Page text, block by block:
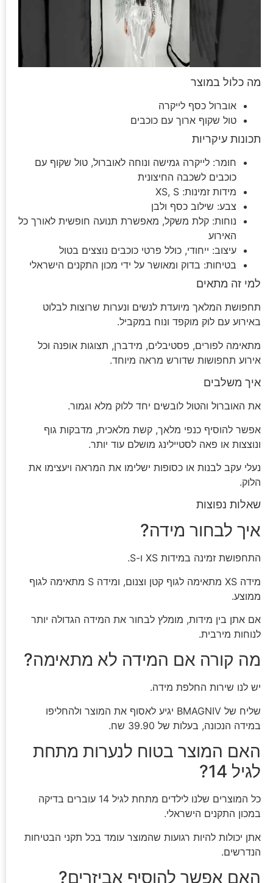
מה כלול במוצר
אוברול כסף לייקרה
טול שקוף ארוך עם כוכבים
תכונות עיקריות
חומר: לייקרה גמישה ונוחה לאוברול, טול שקוף עם
כוכבים לשכבה החיצונית
מידות זמינות: XS, S
צבע: שילוב כסף ולבן
נוחות: קלת משקל, מאפשרת תנועה חופשית לאורך כל
האירוע
עיצוב: ייחודי, כולל פרטי כוכבים נוצצים בטול
בטיחות: בדוק ומאושר על ידי מכון התקנים הישראלי
למי זה מתאים
תחפושת המלאך מיועדת לנשים ונערות שרוצות לבלוט
באירוע עם לוק מוקפד ונוח במקביל.
מתאימה לפורים, פסטיבלים, מידברן, תצוגות אופנה וכל
אירוע תחפושות שדורש מראה מיוחד.
איך משלבים
את האוברול והטול לובשים יחד ללוק מלא וגמור.
אפשר להוסיף כנפי מלאך, קשת מלאכית, מדבקות גוף
ונוצצות או פאה לסטיילינג מושלם עוד יותר.
נעלי עקב לבנות או כסופות ישלימו את המראה ויעצימו את
הלוק.
שאלות נפוצות
איך לבחור מידה?
התחפושת זמינה במידות XS ו-S.
מידה XS מתאימה לגוף קטן וצנום, ומידה S מתאימה לגוף
ממוצע.
אם אתן בין מידות, מומלץ לבחור את המידה הגדולה יותר
לנוחות מירבית.
מה קורה אם המידה לא מתאימה?
יש לנו שירות החלפת מידה.
שליח של BMAGNIV יגיע לאסוף את המוצר ולהחליפו
במידה הנכונה, בעלות של 39.90 שח.
האם המוצר בטוח לנערות מתחת
לגיל 14?
כל המוצרים שלנו לילדים מתחת לגיל 14 עוברים בדיקה
במכון התקנים הישראלי.
אתן יכולות להיות רגועות שהמוצר עומד בכל תקני הבטיחות
הנדרשים.
האם אפשר להוסיף אביזרים?